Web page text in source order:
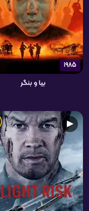
1985
بیا و بنگر
▶